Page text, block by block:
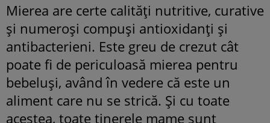
Mierea are certe calități nutritive, curative
și numeroși compuși antioxidanți și
antibacterieni. Este greu de crezut cât
poate fi de periculoasă mierea pentru
bebeluși, având în vedere că este un
aliment care nu se strică. Și cu toate
acestea, toate tinerele mame sunt